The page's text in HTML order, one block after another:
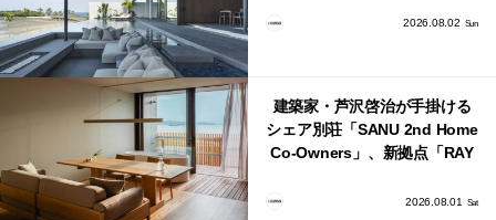
2026.08.02 Sun
建築家・芦沢啓治が手掛ける
シェア別荘「SANU 2nd Home
Co-Owners」、新拠点「RAY
2026.08.01 Sat